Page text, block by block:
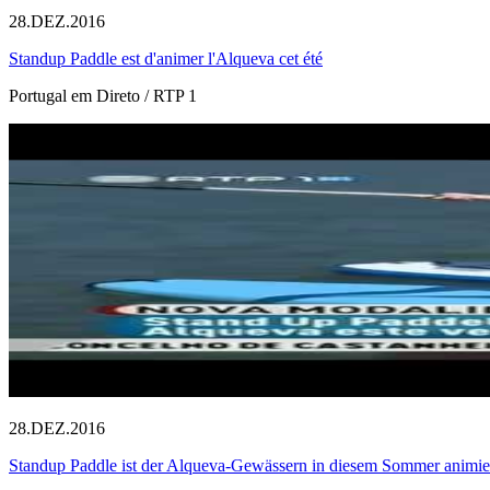
28.DEZ.2016
Standup Paddle est d'animer l'Alqueva cet été
Portugal em Direto / RTP 1
28.DEZ.2016
Standup Paddle ist der Alqueva-Gewässern in diesem Sommer